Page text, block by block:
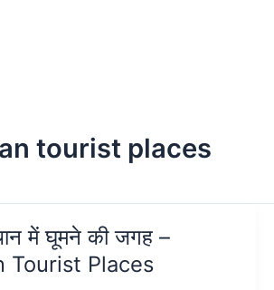
tourist places
में घूमने की जगह –
Tourist Places